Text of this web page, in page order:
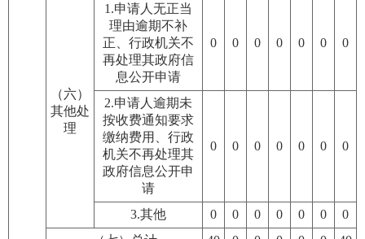
（六）
其他处
理
1.申请人无正当
理由逾期不补
正、行政机关不
再处理其政府信
息公开申请
0 0 0 0 0 0 0
2.申请人逾期未
按收费通知要求
缴纳费用、行政
机关不再处理其
政府信息公开申
请
0 0 0 0 0 0 0
3.其他 0 0 0 0 0 0
0